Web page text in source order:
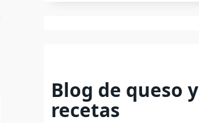
Blog de queso y
recetas